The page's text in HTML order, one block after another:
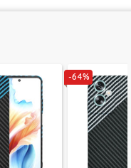
-64%